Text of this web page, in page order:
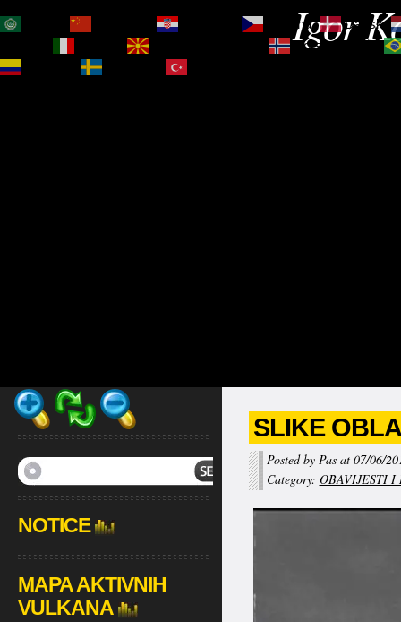
Igor
SLIKE
Posted by Pas at 07/06/
Category: OBAVIJESTI I
NOTICE
MAPA AKTIVNIH
VULKANA
Čeština‎
Dansk
Norsk bokmål